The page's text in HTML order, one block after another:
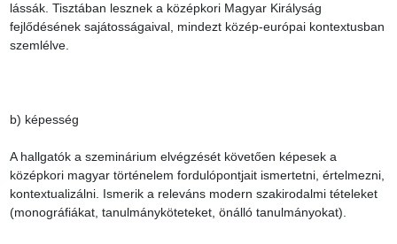
lássák. Tisztában lesznek a középkori Magyar Királyság
fejlődésének sajátosságaival, mindezt közép-európai kontextusban
szemlélve.
b) képesség
A hallgatók a szeminárium elvégzését követően képesek a
középkori magyar történelem fordulópontjait ismertetni, értelmezni,
kontextualizálni. Ismerik a releváns modern szakirodalmi tételeket
(monográfiákat, tanulmányköteteket, önálló tanulmányokat).